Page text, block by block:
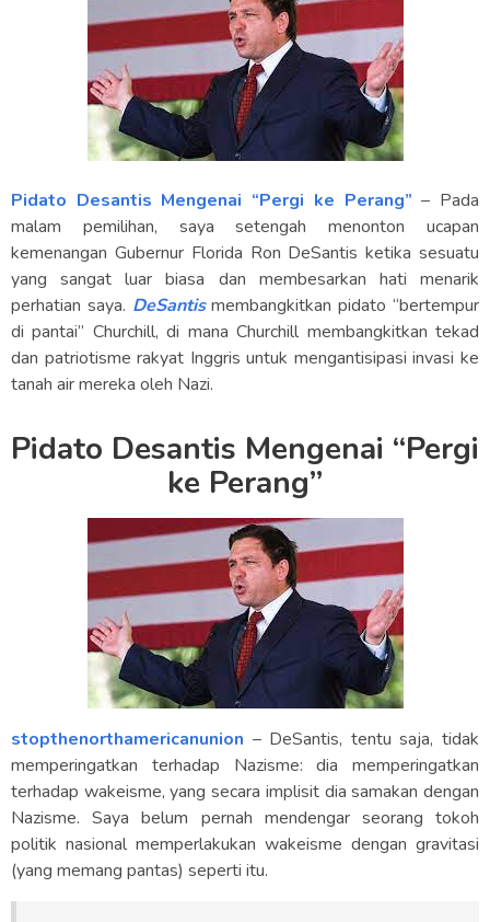
Pidato Desantis Mengenai “Pergi ke Perang” – Pada
malam pemilihan, saya setengah menonton ucapan
kemenangan Gubernur Florida Ron DeSantis ketika sesuatu
yang sangat luar biasa dan membesarkan hati menarik
perhatian saya. DeSantis membangkitkan pidato “bertempur
di pantai” Churchill, di mana Churchill membangkitkan tekad
dan patriotisme rakyat Inggris untuk mengantisipasi invasi ke
tanah air mereka oleh Nazi.
Pidato Desantis Mengenai “Pergi
ke Perang”
stopthenorthamericanunion – DeSantis, tentu saja, tidak
memperingatkan terhadap Nazisme: dia memperingatkan
terhadap wakeisme, yang secara implisit dia samakan dengan
Nazisme. Saya belum pernah mendengar seorang tokoh
politik nasional memperlakukan wakeisme dengan gravitasi
(yang memang pantas) seperti itu.